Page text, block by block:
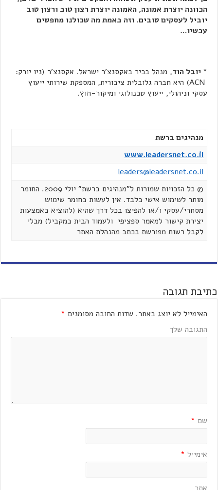
הכוונה יוצרת אמונה, האמונה יוצרת רצון טוב ורצון טוב
יוביל לעסקים טובים. וזה באמת מה שכולנו מחפשים
עכשיו…
*יובל הוד, מנהל בכיר באקסנצ'ר ישראל. אקסנצ'ר (ניו יורק:
ACN) היא חברה גלובלית ציבורית, המספקת שירותי ייעוץ
עסקי וניהולי, ייעוץ טכנולוגי ומיקור-חוץ.
מנהיגים ברשת
www.leadersnet.co.il
leaders@leadersnet.co.il
© כל הזכויות שמורות ל"מנהיגים ברשת" יולי 2009. החומר
מותר לשימוש אישי בלבד. אין לעשות בחומר שימוש
מסחרי/עסקי ו/או להפיצו בכל דרך שהיא (להוציא באמצעות
יצירת קישור למאמר ספציפי ולעמוד הבית במקביל) מבלי
לקבל רשות מפורשת בכתב מהנהלת האתר
כתיבת תגובה
האימייל לא יוצג באתר. שדות החובה מסומנים *
התגובה שלך
שם *
אימייל *